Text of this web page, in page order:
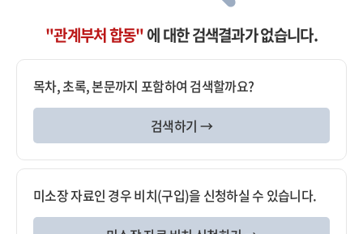
"관계부처 합동"에 대한 검색결과가 없습니다.
목차, 초록, 본문까지 포함하여 검색할까요?
검색하기 →
미소장 자료인 경우 비치(구입)을 신청하실 수 있습니다.